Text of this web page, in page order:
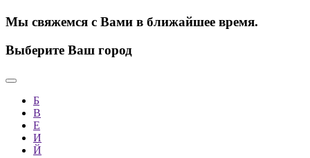
Мы свяжемся с Вами в ближайшее время.
Выберите Ваш город
Б
В
Е
И
Й